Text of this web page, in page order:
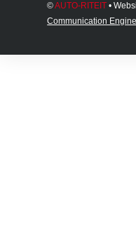
©AUTO-RITEIT •
Communication